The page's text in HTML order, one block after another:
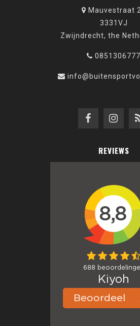
Mauvestraat
3331VJ
Zwijndrecht, the
0851306777
REVIEWS